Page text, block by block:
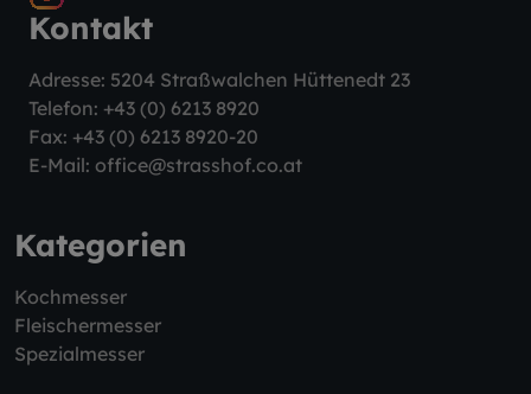
Kontakt
Adresse: 5204 Straßwalchen Hüttenedt 23
Telefon: +43 (0) 6213 8920
Fax: +43 (0) 6213 8920-20
E-Mail: office@strasshof.co.at
Kategorien
Kochmesser
Fleischermesser
Spezialmesser